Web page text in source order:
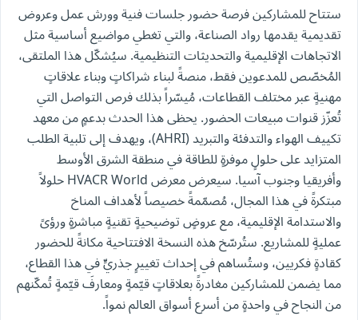
ستتاح للمشاركين فرصة حضور جلسات فنية وورش عمل وعروض
تقديمية يقدمها رواد الصناعة، والتي تغطي مواضيع أساسية مثل
الاتجاهات الإقليمية والتحديثات التنظيمية. سيُشكّل هذا الملتقى،
المُخصّص للمدعوين فقط، منصةً لبناء شراكاتٍ وبناء علاقاتٍ
مهنيةٍ عبر مختلف القطاعات، مُيسّراً بذلك فرص التواصل التي
تُعزّز قنوات مبيعات الحضور. يحظى هذا الحدث بدعمٍ من معهد
تكييف الهواء والتدفئة والتبريد (AHRI)، ويهدف إلى تلبية الطلب
المتزايد على حلولٍ موفرةٍ للطاقة في منطقة الشرق الأوسط
وأفريقيا وجنوب آسيا. سيعرض معرض HVACR World حلولاً
مبتكرةً في هذا المجال، مُصمّمةً خصيصاً لأهداف المناخ
والاستدامة الإقليمية، مع عروضٍ توضيحيةٍ تقنيةٍ مباشرةٍ ورؤىً
عمليةٍ للمشاريع. ستُرسّخ هذه النسخة الافتتاحية مكانةً للحضور
كقادةٍ فكريين، وستُساهم في إحداث تغييرٍ جذريٍّ في هذا القطاع،
مما يضمن للمشاركين مغادرةً بعلاقاتٍ قيّمةٍ ومعارفَ قيّمةٍ تُمكّنهم
من النجاح في واحدةٍ من أسرع أسواق العالم نمواً.